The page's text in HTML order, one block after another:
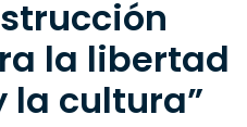
electr.la libertad
la cultura”